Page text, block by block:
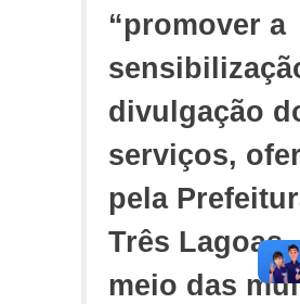
“promover a
divulgação
serviços,
pela
Três
meio das